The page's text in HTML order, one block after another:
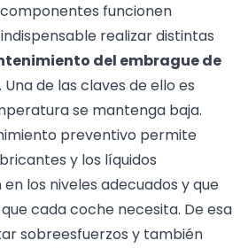
funcionen
realizar distintas
del embrague de
. Una de las claves de ello es
se mantenga baja.
preventivo permite
y los líquidos
los niveles adecuados y que
cada coche necesita. De esa
sobreesfuerzos y también